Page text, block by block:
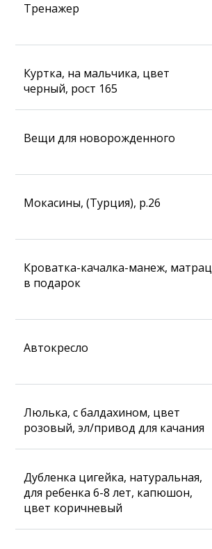
Тренажер
Куртка, на мальчика, цвет
черный, рост 165
Вещи для новорожденного
Мокасины, (Турция), р.26
Кроватка-качалка-манеж, матрац
в подарок
Автокресло
Люлька, с балдахином, цвет
розовый, эл/привод для качания
Дубленка цигейка, натуральная,
для ребенка 6-8 лет, капюшон,
цвет коричневый